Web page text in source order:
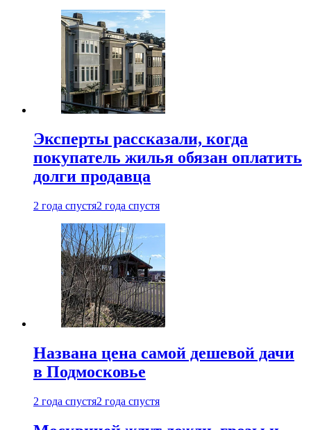
Эксперты рассказали, когда
покупатель жилья обязан оплатить
долги продавца
2 года спустя2 года спустя
Названа цена самой дешевой дачи
в Подмосковье
2 года спустя2 года спустя